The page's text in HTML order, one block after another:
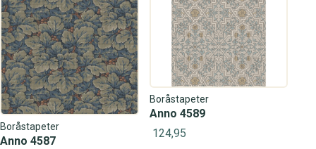
Boråstapeter
Anno 4587
Boråstapeter
Anno 4589
124,95